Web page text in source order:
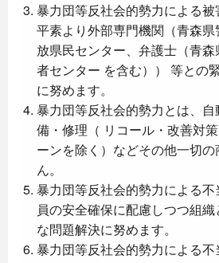
暴力団等反社会的勢力による被
平素より外部専門機関（青森
放県民センター、弁護士（青
者センター を含む）） 等との
に努めます。
暴力団等反社会的勢力とは、
備・修理（ リコール・改善対
ーンを除く）などその他一切
ん。
暴力団等反社会的勢力による
員の安全確保に配慮しつつ組
な問題解決に努めます。
暴力団等反社会的勢力による不